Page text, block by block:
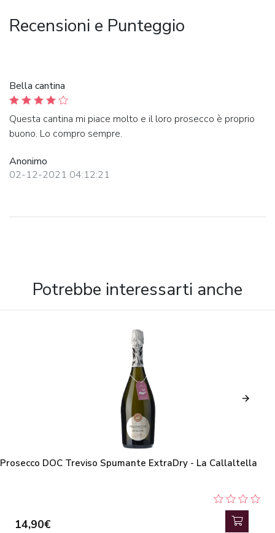
Recensioni e Punteggio
Bella cantina
Questa cantina mi piace molto e il loro prosecco è proprio
buono. Lo compro sempre.
Anonimo
02-12-2021 04:12:21
Potrebbe interessarti anche
Prosecco DOC Treviso Spumante ExtraDry - La Callaltella
14,90€